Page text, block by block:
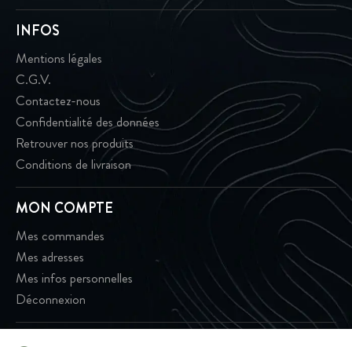
INFOS
Mentions légales
C.G.V.
Contactez-nous
Confidentialité des données
Retrouver nos produits
Conditions de livraison
MON COMPTE
Mes commandes
Mes adresses
Mes infos personnelles
Déconnexion